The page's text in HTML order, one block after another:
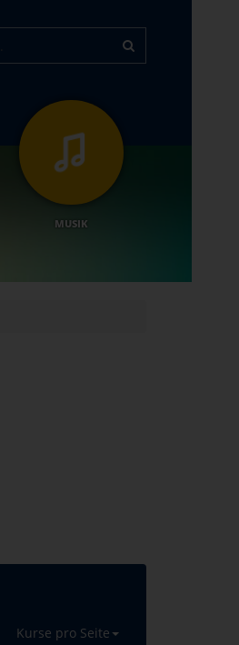
MUSIK
Kurse pro Seite